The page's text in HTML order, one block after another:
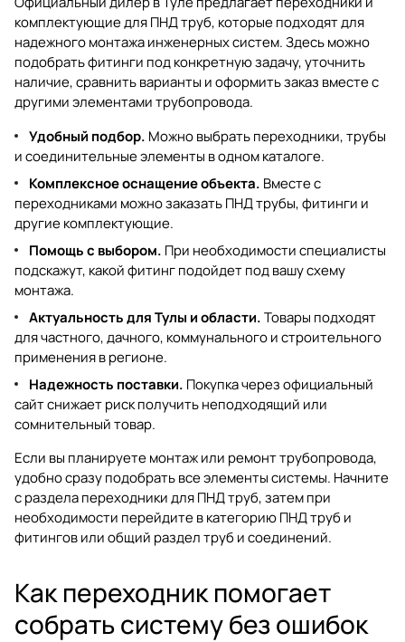
комплектующие для ПНД труб, которые подходят для
надежного монтажа инженерных систем. Здесь можно
подобрать фитинги под конкретную задачу, уточнить
наличие, сравнить варианты и оформить заказ вместе с
другими элементами трубопровода.
Удобный подбор. Можно выбрать переходники, трубы
и соединительные элементы в одном каталоге.
Комплексное оснащение объекта. Вместе с
переходниками можно заказать ПНД трубы, фитинги и
другие комплектующие.
Помощь с выбором. При необходимости специалисты
подскажут, какой фитинг подойдет под вашу схему
монтажа.
Актуальность для Тулы и области.Товары подходят
для частного, дачного, коммунального и строительного
применения в регионе.
Надежность поставки. Покупка через официальный
сайт снижает риск получить неподходящий или
сомнительный товар.
Если вы планируете монтаж или ремонт трубопровода,
удобно сразу подобрать все элементы системы. Начните
с разделапереходники для ПНД труб, затем при
необходимости перейдите вкатегорию ПНД труб и
фитинговили общий разделтруб и соединений.
Как переходник помогает
собрать систему без ошибок